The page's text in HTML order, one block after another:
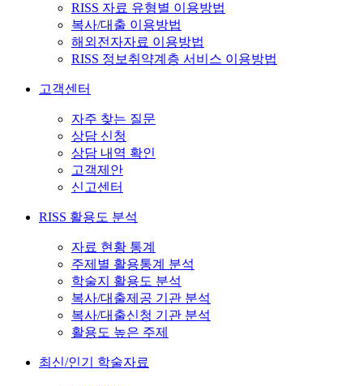
RISS 자료 유형별 이용방법
복사/대출 이용방법
해외전자자료 이용방법
RISS 정보취약계층 서비스 이용방법
고객센터
자주 찾는 질문
상담 신청
상담 내역 확인
고객제안
신고센터
RISS 활용도 분석
자료 현황 통계
주제별 활용통계 분석
학술지 활용도 분석
복사/대출제공 기관 분석
복사/대출신청 기관 분석
활용도 높은 주제
최신/인기 학술자료